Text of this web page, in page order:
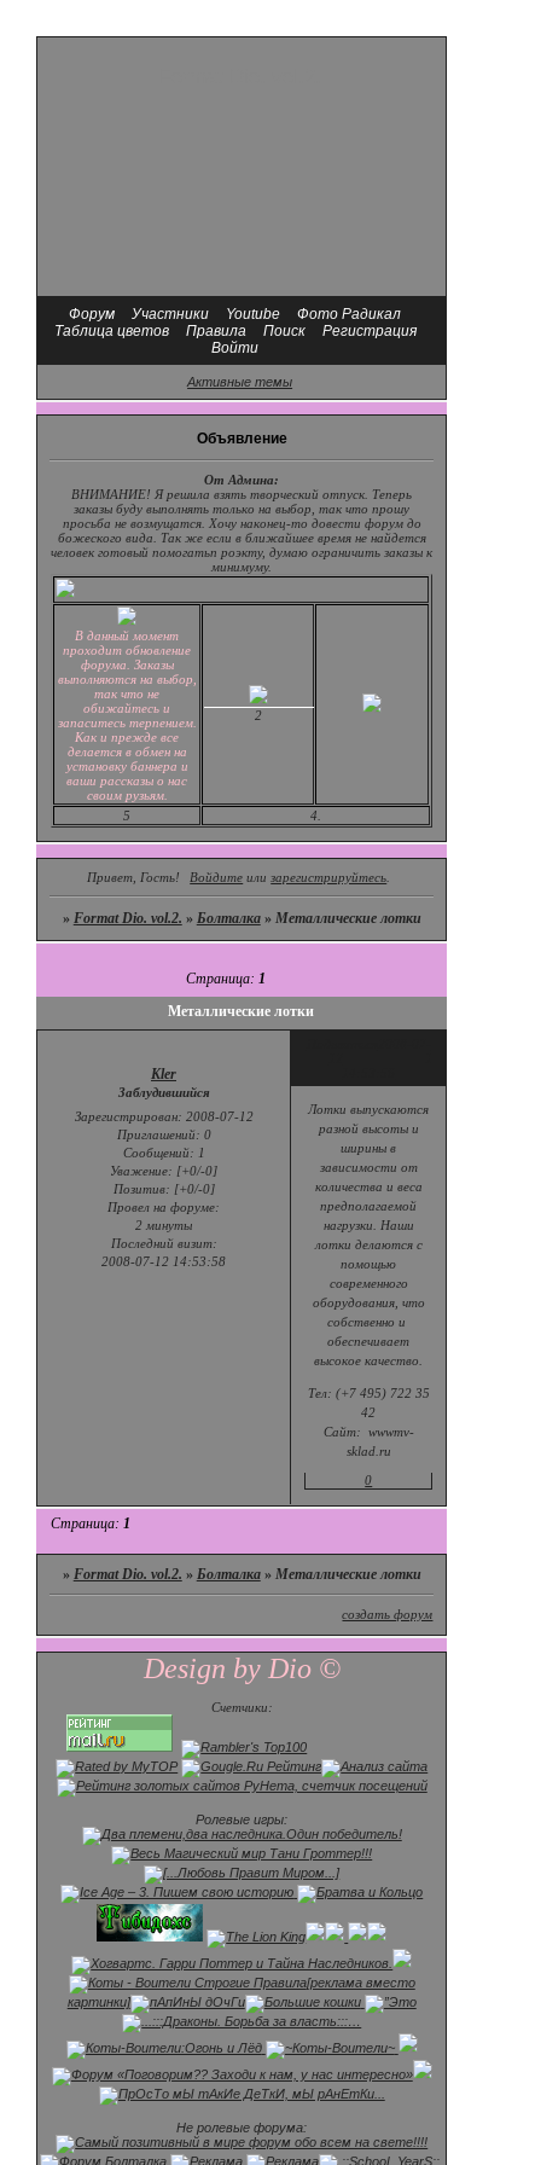
Форум Участники Youtube
Фото Радикал
Таблица цветов
Правила Поиск
Регистрация
Войти
Активные темы
Объявление
От Админа:
ВНИМАНИЕ! Я решила взять творческий отпуск. Теперь
заказы буду выполнять только на выбор, так что прошу
просьба не возмущатся. Хочу наконец-то довести форум до
божеского вида. Так же если в ближайшее время не найдется
человек готовый помогатьп роэкту, думаю ограничить заказы к
минимуму.
В данный момент
проходит обновление
форума. Заказы
выполняются на выбор,
так что не
обижайтесь и
запаситесь терпением.
Как и прежде все
делается в обмен на
установку баннера и
ваши рассказы о нас
своим рузьям.
2
5 4.
Привет, Гость! Войдите или зарегистрируйтесь
» Format Dio. vol.2. » Болталка » Металлические лотки
Металлические лотки
Страница:1
Kler
Заблудившийся
Зарегистрирован: 2008-07-12
Приглашений: 0
Сообщений: 1
Уважение: [+0/-0]
Позитив: [+0/-0]
Провел на форуме:
2 минуты
Последний визит:
2008-07-12 14:53:58
Лотки выпускаются
разной высоты и
ширины в
зависимости от
количества и веса
предполагаемой
нагрузки. Наши
лотки делаются с
помощью
современного
оборудования, что
собственно и
обеспечивает
высокое качество.
Тел: (+7 495) 722 35
42
Сайт: wwwmv-
sklad.ru
0
Страница: 1
» Format Dio. vol.2. » Болталка » Металлические лотки
создать форум
Design by Dio ©
Счетчики:
Ролевые игры:
[реклама вместо
картинки]
Не ролевые форума: